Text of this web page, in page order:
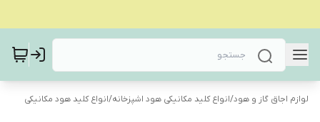
لوازم اجاق گاز و هود/انواع کلید مکانیکی هود اشپزخانه/انواع کلید هود مکانیکی